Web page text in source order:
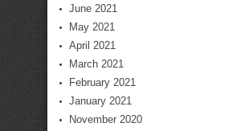
June 2021
May 2021
April 2021
March 2021
February 2021
January 2021
November 2020